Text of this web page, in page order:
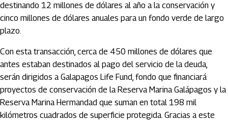
destinando 12 millones de dólares al año a la conservación y
cinco millones de dólares anuales para un fondo verde de largo
plazo.
Con esta transacción, cerca de 450 millones de dólares que
antes estaban destinados al pago del servicio de la deuda,
serán dirigidos a Galapagos Life Fund, fondo que financiará
proyectos de conservación de la Reserva Marina Galápagos y la
Reserva Marina Hermandad que suman en total 198 mil
kilómetros cuadrados de superficie protegida. Gracias a este